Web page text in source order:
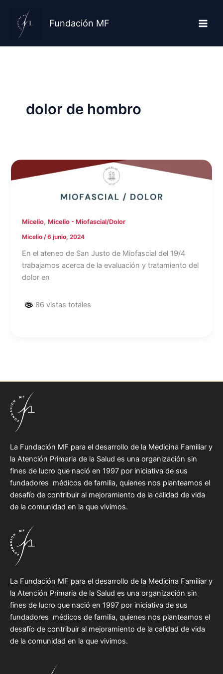
contenido
Fundación MF
dolor de hombro
Micelio, Micelio - Miofascial/Dolor
Micelio/6 junio, 2024
En el ateneo de San Justo de Miofascial del 19/4
trabajamos acerca de la evaluación y tratamiento del
dolor en
86 vistas totales
La Fundación MF para el desarrollo de la Medicina Familiar y
la Atención Primaria de la Salud es una organización sin
fines de lucro que nació en 1997 por iniciativa de sus
fundadores médicos de familia, quienes nos planteamos el
desafío de contribuir al mejoramiento de la calidad de vida
de la comunidad en la que vivimos.
La Fundación MF para el desarrollo de la Medicina Familiar y
la Atención Primaria de la Salud es una organización sin
fines de lucro que nació en 1997 por iniciativa de sus
fundadores médicos de familia, quienes nos planteamos el
desafío de contribuir al mejoramiento de la calidad de vida
de la comunidad en la que vivimos.